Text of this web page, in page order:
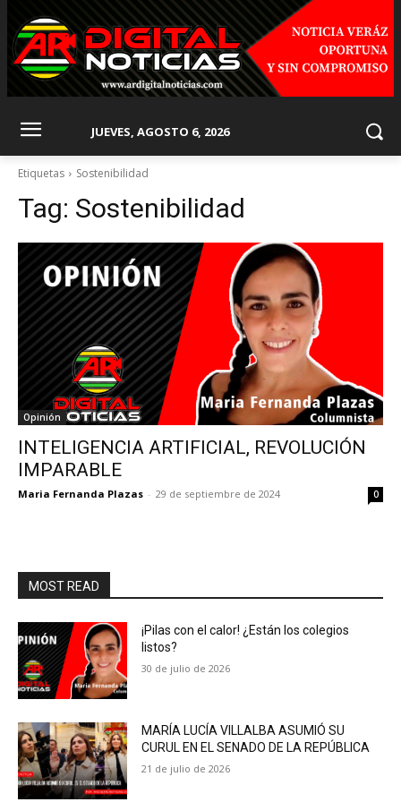
JUEVES, AGOSTO 6, 2026
Etiquetas Sostenibilidad
Tag: Sostenibilidad
Opinión
INTELIGENCIA ARTIFICIAL, REVOLUCIÓN
IMPARABLE
Maria Fernanda Plazas - 29 de septiembre de 2024 0
MOST READ
¡Pilas con el calor! ¿Están los colegios
listos?
30 de julio de 2026
MARÍA LUCÍA VILLALBA ASUMIÓ SU
CURUL EN EL SENADO DE LA REPÚBLICA
21 de julio de 2026